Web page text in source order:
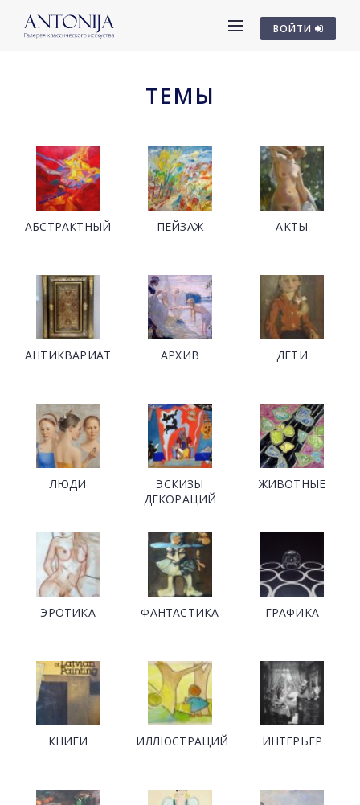
ВОЙТИ
ТЕМЫ
АБСТРАКТНЫЙ ПЕЙЗАЖ АКТЫ
АНТИКВАРИАТ АРХИВ ДЕТИ
ЛЮДИ
ЭСКИЗЫ
ДЕКОРАЦИЙ
ЖИВОТНЫЕ
ЭРОТИКА ФАНТАСТИКА ГРАФИКА
КНИГИ ИЛЛЮСТРАЦИЙ ИНТЕРЬЕР